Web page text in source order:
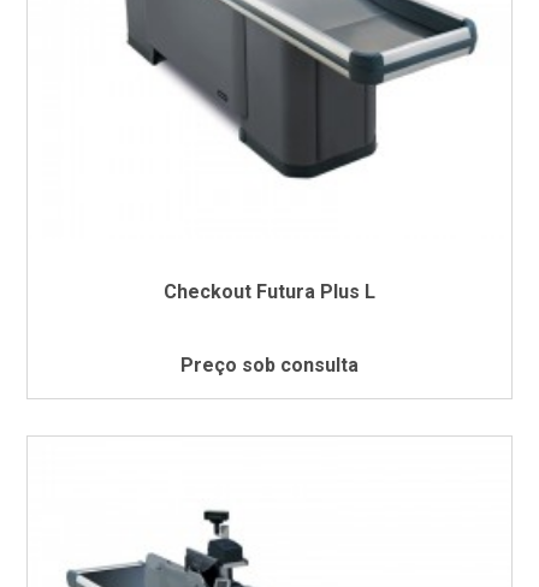
Checkout Futura Plus L
Preço sob consulta